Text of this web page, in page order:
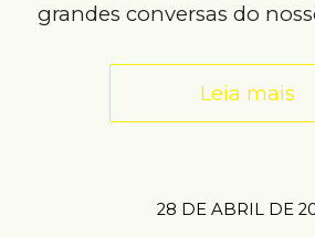
grandes conversas do
Leia mais
28 DE ABRIL DE